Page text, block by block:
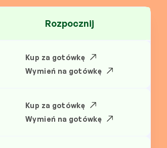
Rozpocznij
Kup za gotówkę
Wymień na gotówkę
Kup za gotówkę
Wymień na gotówkę